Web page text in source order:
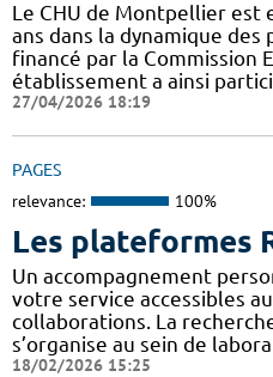
Le CHU de Montpellier est
ans dans la dynamique
financé par la Commission
établissement a ainsi
27/04/2026 18:19
PAGES
relevance: 100%
Les plateformes
Un accompagnement
votre service accessibles
collaborations. La
s’organise au sein de
18/02/2026 15:25